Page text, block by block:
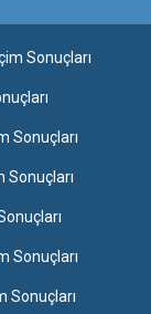
Sonuçları
Sonuçları
Sonuçları
Sonuçları
Sonuçları